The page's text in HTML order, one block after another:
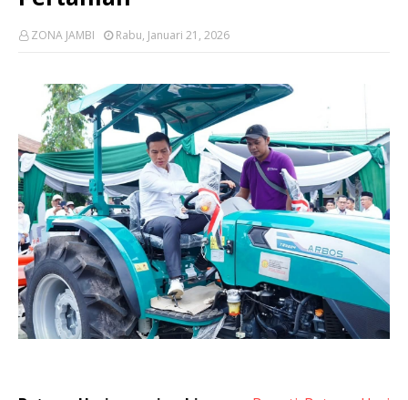
ZONA JAMBI Rabu, Januari 21, 2026